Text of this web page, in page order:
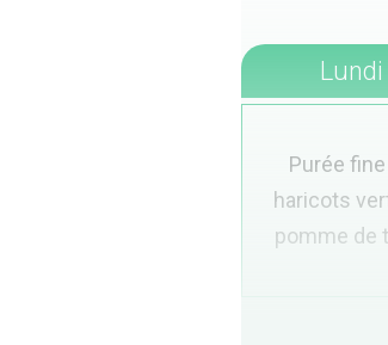
Lundi
Purée
haricots
pomme de